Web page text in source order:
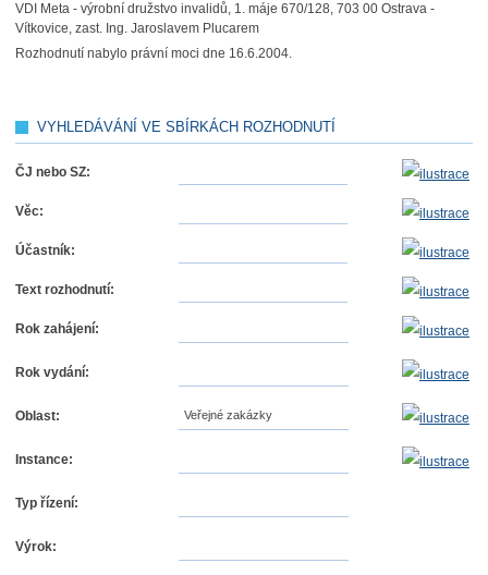
VDI Meta - výrobní družstvo invalidů, 1. máje 670/128, 703 00 Ostrava -
Vítkovice, zast. Ing. Jaroslavem Plucarem
Rozhodnutí nabylo právní moci dne 16.6.2004.
VYHLEDÁVÁNÍ VE SBÍRKÁCH ROZHODNUTÍ
ČJ nebo SZ:
Věc:
Účastník:
Text rozhodnutí:
Rok zahájení:
Rok vydání:
Oblast: Veřejné zakázky
Instance:
Typ řízení:
Výrok: